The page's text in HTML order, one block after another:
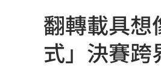
不用跑跑跳跳！
黑木啓司婚姻失
翻轉載具想
式」決賽跨